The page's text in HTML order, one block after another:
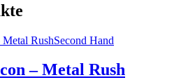
Second Hand
– Metal Rush